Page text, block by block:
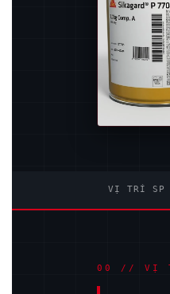
VỊ TRÍ SP
00 // VỊ